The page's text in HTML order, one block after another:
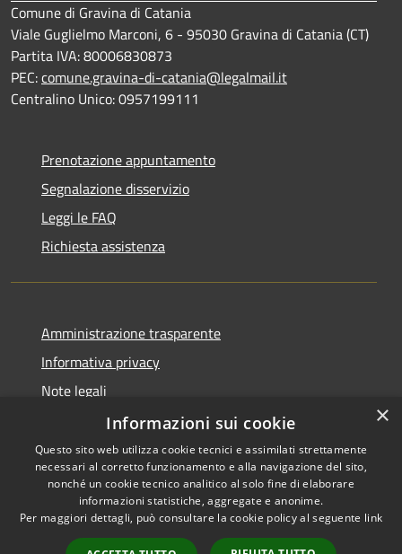
Comune di Gravina di Catania
Viale Guglielmo Marconi, 6 - 95030 Gravina di Catania (CT)
Partita IVA: 80006830873
PEC:comune.gravina-di-catania@legalmail.it
Centralino Unico: 0957199111
Prenotazione appuntamento
Segnalazione disservizio
Leggi le FAQ
Richiesta assistenza
Amministrazione trasparente
Informativa privacy
Note legali
Dichiarazione di accessibilità
RSS
Accessibilità
Copyright © 2026 • Comune di
Gravina di Catania • Powered
×
Informazioni sui cookie
Questo sito web utilizza cookie tecnici e assimilati strettamente
necessari al corretto funzionamento e alla navigazione del sito,
nonché un cookie tecnico analitico al solo fine di elaborare
informazioni statistiche, aggregate e anonime.
Per maggiori dettagli, può consultare la cookie policy al seguente link